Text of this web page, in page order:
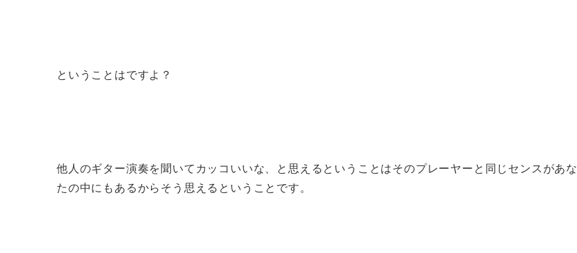
ということはですよ？
他人のギター演奏を聞いてカッコいいな、と思えるということはそのプレーヤーと同じセンスがあな
たの中にもあるからそう思えるということです。